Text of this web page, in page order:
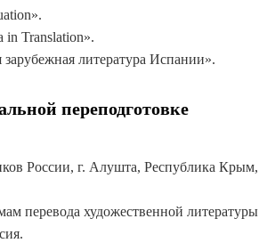
in Translation».
литература Испании».
переподготовке
России, г. Алушта, Республика Крым,
перевода художественной литературы